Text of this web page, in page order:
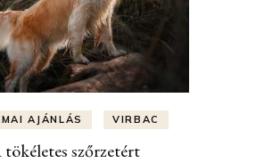
AJÁNLÁS VIRBAC
szőrzetért